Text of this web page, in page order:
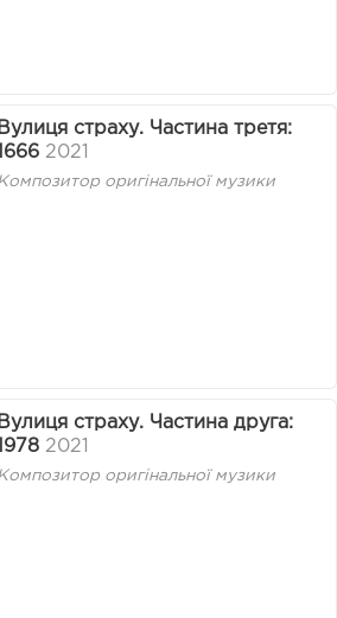
Вулиця страху. Частина третя:
1666 2021
оригінальної музики
Вулиця страху. Частина друга:
1978 2021
оригінальної музики